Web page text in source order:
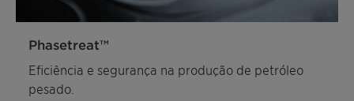
Phasetreat™
Eficiência e segurança na produção de petróleo
pesado.